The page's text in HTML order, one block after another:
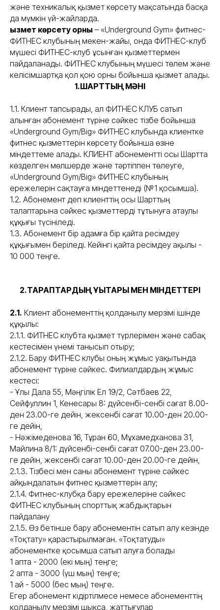
және техникалық қызмет көрсету мақсатында басқа
да мүмкін үй-жайларда.
Қызмет көрсету орны – «Underground Gym» фитнес-
ФИТНЕС клубының мекен-жайы, онда ФИТНЕС-клуб
мүшесі ФИТНЕС-клуб ұсынған қызметтермен
пайдаланады. ФИТНЕС клубының мүшесі төлем және
келісімшартқа қол қою орны бойынша қызмет алады.
1.ШАРТТЫҢ МӘНІ
1.1. Клиент тапсырады, ал ФИТНЕС КЛУБ сатып
алынған абонемент түріне сәйкес тізбе бойынша
«Underground Gym/Big» ФИТНЕС клубында клиентке
фитнес қызметтерін көрсету бойынша өзіне
міндеттеме алады. КЛИЕНТ абонементті осы Шартта
көзделген мөлшерде және тәртіппен төлеуге,
«Underground Gym/Big» ФИТНЕС клубының
ережелерін сақтауға міндеттенеді (№1 қосымша).
1.2. Абонемент деп клиенттің осы Шарттың
талаптарына сәйкес қызметтерді тұтынуға атаулы
құқығы түсініледі.
1.3. Абонемент бір адамға бір қайта ресімдеу
құқығымен беріледі. Кейінгі қайта ресімдеу ақылы -
10 000 теңге.
2.ТАРАПТАРДЫҢ ҚҰҚЫҚТАРЫ МЕН МІНДЕТТЕРІ
2.1. Клиент абонементтің қолданылу мерзімі ішінде
құқылы:
2.1.1. ФИТНЕС клубта қызмет түрлерімен және сабақ
кестесімен үнемі танысып отыру;
2.1.2. Бару ФИТНЕС клубы оның жұмыс уақытында
абонемент түріне сәйкес. Филиалдардың жұмыс
кестесі:
- Ұлы Дала 55, Мәңгілік Ел 19/2, Сәтбаев 22,
Сейфуллин 1, Кенесары 8: дүйсенбі-сенбі сағат 8.00-
ден 23.00-ге дейін, жексенбі сағат 10.00-ден 20.00-
ге дейін,
- Нәжімеденова 16, Тұран 60, Мұхамедханова 31,
Майлина 8/1: дүйсенбі-сенбі сағат 07.00-ден 23.00-
ге дейін, жексенбі сағат 10.00-ден 20.00-ге дейін,
2.1.3. Тізбесі мен саны абонемент түріне сәйкес
айқындалатын фитнес қызметтерін алу;
2.1.4. Фитнес-клубқа бару ережелеріне сәйкес
ФИТНЕС клубының спорттық жабдықтарын
пайдалану
2.1.5. Өз бетінше бару абонементін сатып алу кезінде
«Тоқтату» қарастырылмаған. «Тоқтатуды»
абонементке қосымша сатып алуға болады
1 апта - 2000 (екі мың) теңге;
2 апта - 3000 (үш мың) теңге;
1 ай - 5000 (бес мың) теңге.
Егер абонемент кідіртілмесе немесе абонементтің
қолданылу мерзімі шықса, жаттығулар